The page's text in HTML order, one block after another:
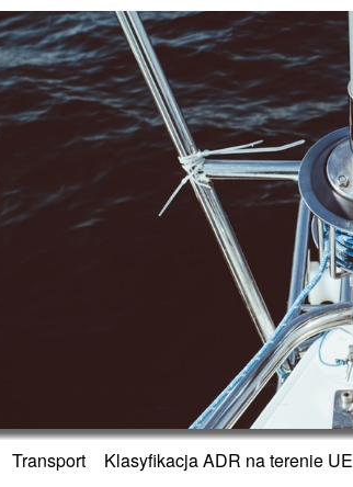
Transport» Klasyfikacja ADR na terenie UE